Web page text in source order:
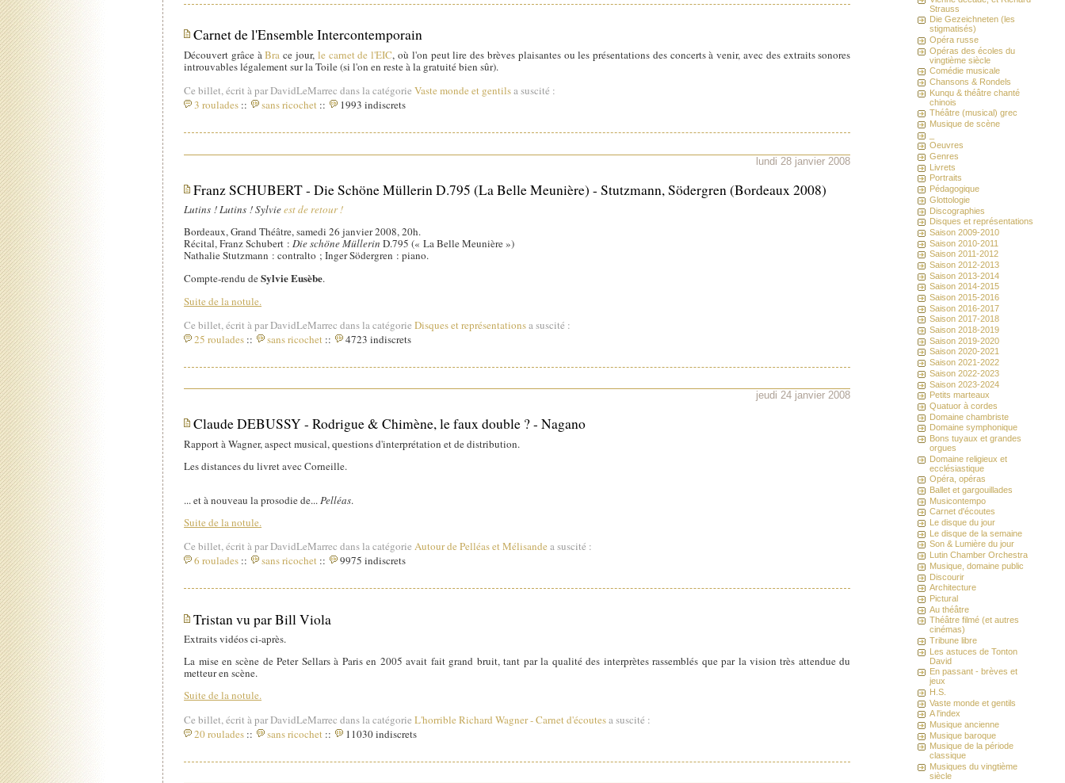
Carnet de l'Ensemble Intercontemporain
Découvert grâce àBra ce jour, le carnet de l'EIC, où l'on peut lire des brèves plaisantes ou les présentations des concerts à venir, avec des extraits sonores
introuvables légalement sur la Toile (si l'on en reste à la gratuité bien sûr).
Ce billet, écrit à par DavidLeMarrec dans la catégorieVaste monde et gentilsa suscité :
3 roulades :: sans ricochet :: 1993 indiscrets
lundi 28 janvier 2008
Franz SCHUBERT - Die Schöne Müllerin D.795 (La Belle Meunière) - Stutzmann, Södergren (Bordeaux 2008)
Lutins ! Lutins ! Sylvieest de retour !
Bordeaux, Grand Théâtre, samedi 26 janvier 2008, 20h.
Récital, Franz Schubert :Die schöne Müllerin D.795 (« La Belle Meunière »)
Nathalie Stutzmann : contralto ; Inger Södergren : piano.
Compte-rendu deSylvie Eusèbe.
Suite de la notule.
Ce billet, écrit à par DavidLeMarrec dans la catégorieDisques et représentationsa suscité :
25 roulades :: sans ricochet :: 4723 indiscrets
jeudi 24 janvier 2008
Claude DEBUSSY - Rodrigue & Chimène, le faux double ? - Nagano
Rapport à Wagner, aspect musical, questions d'interprétation et de distribution.
Les distances du livret avec Corneille.
... et à nouveau la prosodie de...Pelléas.
Suite de la notule.
Ce billet, écrit à par DavidLeMarrec dans la catégorieAutour de Pelléas et Mélisandea suscité :
6 roulades :: sans ricochet :: 9975 indiscrets
Tristan vu par Bill Viola
Extraits vidéos ci-après.
La mise en scène de Peter Sellars à Paris en 2005 avait fait grand bruit, tant par la qualité des interprètes rassemblés que par la vision très attendue du
metteur en scène.
Suite de la notule.
Ce billet, écrit à par DavidLeMarrec dans la catégorieL'horrible Richard Wagner-Carnet d'écoutesa suscité :
20 roulades :: sans ricochet :: 11030 indiscrets
Strauss
Die Gezeichneten (les
stigmatisés)
Opéra russe
Opéras des écoles du
vingtième siècle
Comédie musicale
Chansons & Rondels
Kunqu & théâtre chanté
chinois
Théâtre (musical) grec
Musique de scène
Oeuvres
Genres
Livrets
Portraits
Pédagogique
Glottologie
Discographies
Disques et représentations
Saison 2009-2010
Saison 2010-2011
Saison 2011-2012
Saison 2012-2013
Saison 2013-2014
Saison 2014-2015
Saison 2015-2016
Saison 2016-2017
Saison 2017-2018
Saison 2018-2019
Saison 2019-2020
Saison 2020-2021
Saison 2021-2022
Saison 2022-2023
Saison 2023-2024
Petits marteaux
Quatuor à cordes
Domaine chambriste
Domaine symphonique
Bons tuyaux et grandes
orgues
Domaine religieux et
ecclésiastique
Opéra, opéras
Ballet et gargouillades
Musicontempo
Carnet d'écoutes
Le disque du jour
Le disque de la semaine
Son & Lumière du jour
Lutin Chamber Orchestra
Musique, domaine public
Discourir
Architecture
Pictural
Au théâtre
Théâtre filmé (et autres
cinémas)
Tribune libre
Les astuces de Tonton
David
En passant - brèves et
jeux
H.S.
Vaste monde et gentils
A l'index
Musique ancienne
Musique baroque
Musique de la période
classique
Musiques du vingtième
siècle